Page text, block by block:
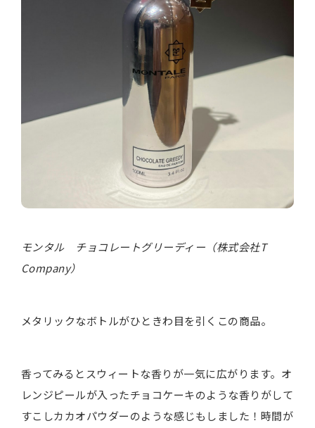
モンタル チョコレートグリーディー（株式会社T
Company）
メタリックなボトルがひときわ目を引くこの商品。
香ってみるとスウィートな香りが一気に広がります。オ
レンジピールが入ったチョコケーキのような香りがして
すこしカカオパウダーのような感じもしました！時間が